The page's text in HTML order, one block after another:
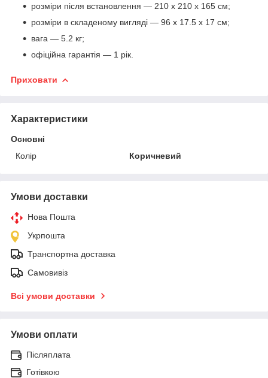
розміри після встановлення — 210 х 210 х 165 см;
розміри в складеному вигляді — 96 х 17.5 х 17 см;
вага — 5.2 кг;
офіційна гарантія — 1 рік.
Приховати
Характеристики
Основні
Колір
Коричневий
Умови доставки
Нова Пошта
Укрпошта
Транспортна доставка
Самовивіз
Всі умови доставки
Умови оплати
Післяплата
Готівкою